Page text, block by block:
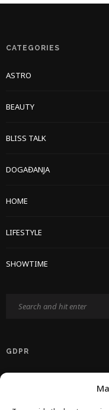
CATEGORIES
ASTRO
BEAUTY
BLISS TALK
DOGAĐANJA
HOME
LIFESTYLE
SHOWTIME
GDPR